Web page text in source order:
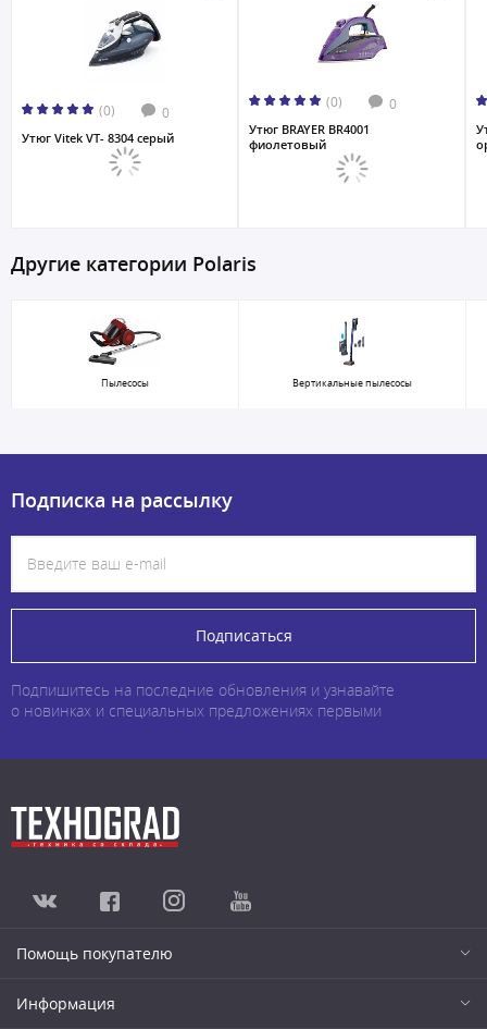
(0) 0
Утюг Vitek VT- 8304 серый
(0) 0
Утюг BRAYER BR4001
фиолетовый
Другие категории Polaris
Пылесосы Вертикальные пылесосы
Подписка на рассылку
Подписаться
Подпишитесь на последние обновления и узнавайте
о новинках и специальных предложениях первыми
Помощь покупателю
Информация